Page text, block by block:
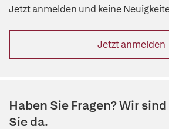
Jetzt anmelden und keine
Jetzt anmelden
Haben Sie Fragen? Wir
Sie da.